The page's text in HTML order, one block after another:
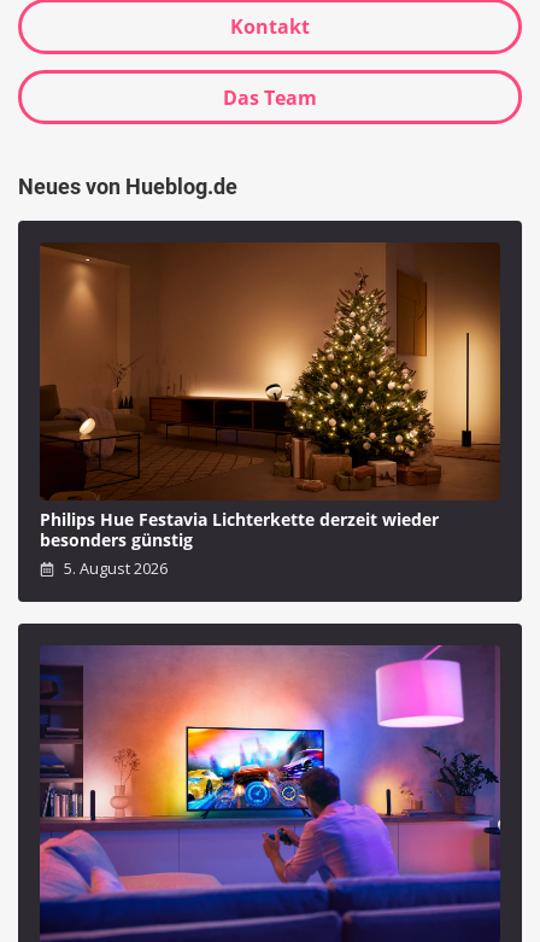
Kontakt
Das Team
Neues von Hueblog.de
Philips Hue Festavia Lichterkette derzeit wieder
besonders günstig
5. August 2026